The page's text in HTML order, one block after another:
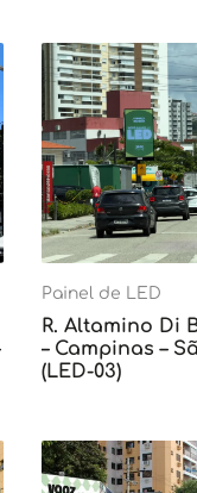
Painel de LED
R. Altamino Di
– Campinas –
(LED-03)